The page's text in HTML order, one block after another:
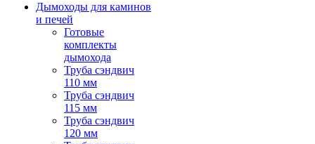
Дымоходы для каминов
и печей
Готовые
комплекты
дымохода
Труба сэндвич
110 мм
Труба сэндвич
115 мм
Труба сэндвич
120 мм